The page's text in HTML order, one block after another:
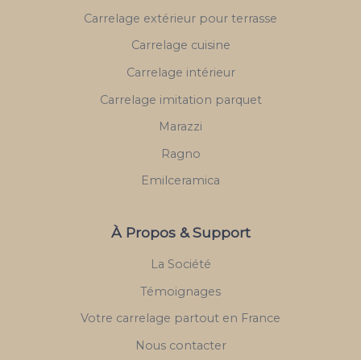
Carrelage extérieur pour terrasse
Carrelage cuisine
Carrelage intérieur
Carrelage imitation parquet
Marazzi
Ragno
Emilceramica
À Propos & Support
La Société
Témoignages
Votre carrelage partout en France
Nous contacter